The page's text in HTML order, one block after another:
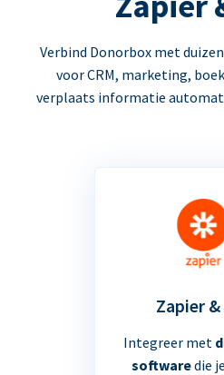
Verbind Donorbox met
voor CRM, marketing,
verplaats informatie
Zapier &
Integreer met
softwaredie